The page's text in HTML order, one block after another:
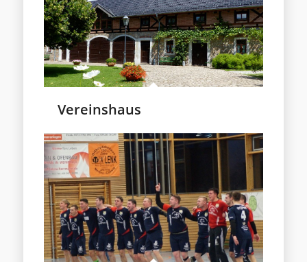
Vereinshaus